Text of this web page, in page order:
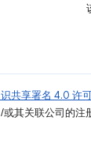
共享署名 4.0 许
其关联公司的注